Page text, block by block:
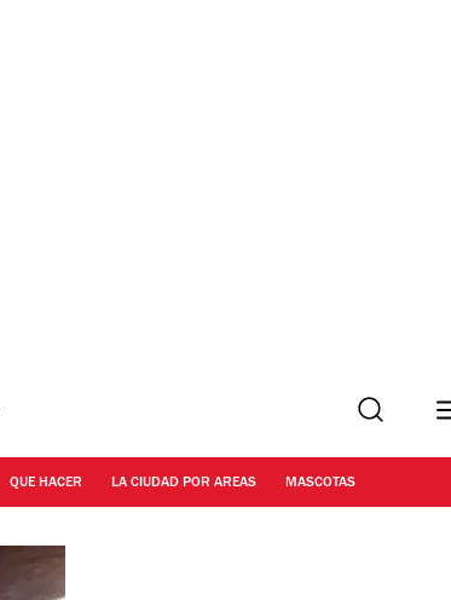
Buscar
QUE HACER LA CIUDAD POR AREAS MASCOTAS